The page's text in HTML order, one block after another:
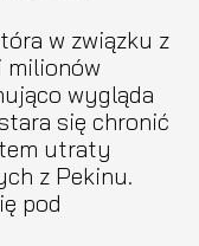
w związku z
milionów
wygląda
się chronić
utraty
z Pekinu.
pod